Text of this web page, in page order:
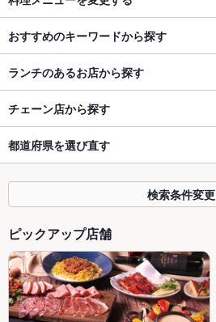
おすすめのキーワードから探す
ランチのあるお店から探す
チェーン店から探す
都道府県を選び直す
検索条件変更
ピックアップ店舗